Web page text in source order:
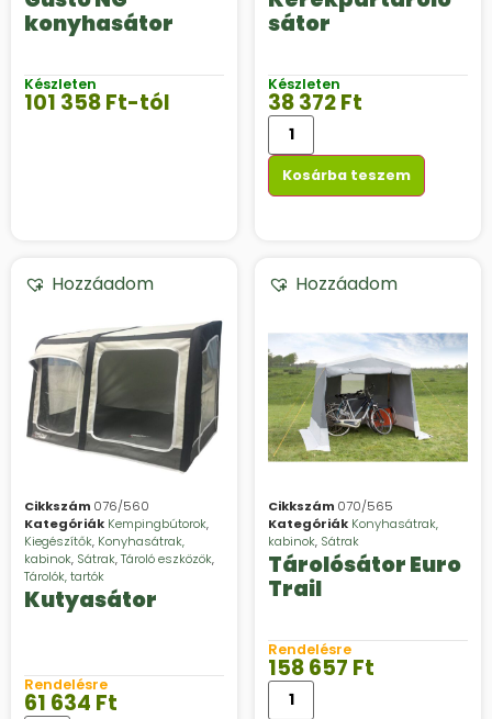
konyhasátor
Készleten
101 358Ft-tól
sátor
Készleten
38 372Ft
Kosárba teszem
Hozzáadom
Cikkszám 076/560
Kategóriák Kempingbútorok,
Kiegészítők, Konyhasátrak,
kabinok, Sátrak,Tároló eszközök,
Tárolók, tartók
Kutyasátor
Rendelésre
61 634 Ft
Hozzáadom
Cikkszám 070/565
Kategóriák Konyhasátrak,
kabinok, Sátrak
Tárolósátor Euro
Trail
Rendelésre
158 657 Ft